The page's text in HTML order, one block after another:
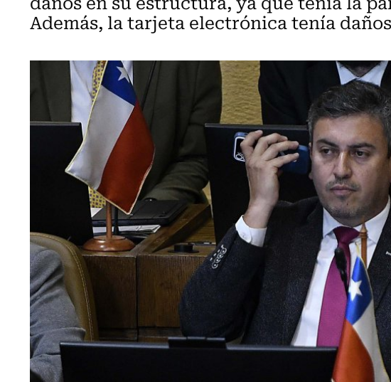
Además, la tarjeta electrónica tenía